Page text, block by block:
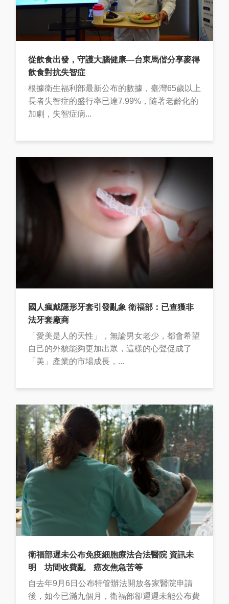
從飲食出發，守護大腦健康—台東馬偕分享麥得
飲食對抗失智症
根據衛生福利部最新公布的數據，臺灣65歲以上
長者失智症的盛行率已達7.99%，隨著老齡化的
加劇，失智症病...
國人瘋戴隱形牙套引發亂象 衛福部：已查獲非
法牙套廠商
「愛美是人的天性」，無論男女老少，都會希望
自己的外貌能夠更加出眾，這樣的心聲促成了
「美」產業的市場成長，...
衛福部遲未公布免疫細胞療法合法醫院 資訊未
明 坊間收費亂 癌友焦急苦等
自去年9月6日公布特管辦法開放各家醫院申請
後，如今已滿九個月，衛福部卻遲遲未能公布費